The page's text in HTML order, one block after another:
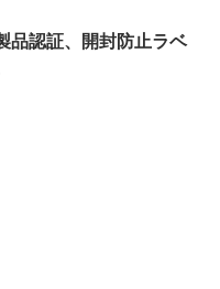
品認証、開封防止ラベ